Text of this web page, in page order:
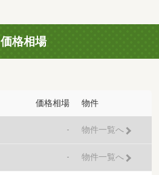
価格相場
価格相場 物件
- 物件一覧へ
- 物件一覧へ